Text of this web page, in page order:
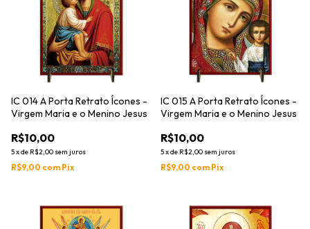
IC 014 A Porta Retrato Ícones -
Virgem Maria e o Menino Jesus
R$10,00
5xde R$2,00 sem juros
R$9,00 com Pix
IC 015 A Porta Retrato Ícones -
Virgem Maria e o Menino Jesus
R$10,00
5xde R$2,00 sem juros
R$9,00 com Pix